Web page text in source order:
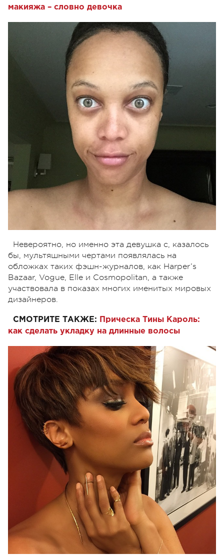
макияжа – словно девочка
Невероятно, но именно эта девушка с, казалось
бы, мультяшными чертами появлялась на
обложках таких фэшн-журналов, как Harper’s
Bazaar, Vogue, Elle и Cosmopolitan, а также
участвовала в показах многих именитых мировых
дизайнеров.
СМОТРИТЕ ТАКЖЕ:
Прическа Тины Кароль:
как сделать укладку на длинные волосы